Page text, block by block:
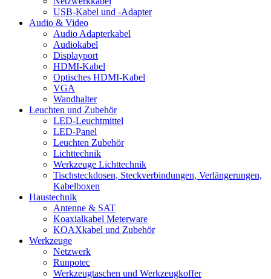
USB-Kabel und -Adapter
Audio & Video
Audio Adapterkabel
Audiokabel
Displayport
HDMI-Kabel
Optisches HDMI-Kabel
VGA
Wandhalter
Leuchten und Zubehör
LED-Leuchtmittel
LED-Panel
Leuchten Zubehör
Lichttechnik
Werkzeuge Lichttechnik
Tischsteckdosen, Steckverbindungen, Verlängerungen,
Kabelboxen
Haustechnik
Antenne & SAT
Koaxialkabel Meterware
KOAXkabel und Zubehör
Werkzeuge
Netzwerk
Runpotec
Werkzeugtaschen und Werkzeugkoffer